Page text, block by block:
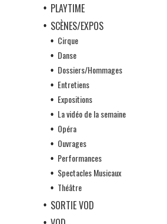
PLAYTIME
SCÈNES/EXPOS
Cirque
Danse
Dossiers/Hommages
Entretiens
Expositions
La vidéo de la semaine
Opéra
Ouvrages
Performances
Spectacles Musicaux
Théâtre
SORTIE VOD